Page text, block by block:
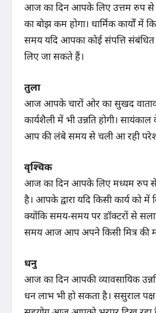
आज का दिन आपके लिए उत्तम रुप
का बोझ कम होगा। धार्मिक कार्यों
समय यदि आपका कोई संपत्ति
लिए जा सकते हैं।
तुला
आज आपके चारों ओर का सुखद
कार्यशैली में भी उन्नति होगी।
आप की लंबे समय से चली आ रही
वृश्चिक
आज का दिन आपके लिए मध्यम रुप से
है। आपके द्वारा यदि किसी कार्य
क्योंकि समय-समय पर डॉक्टरों से
समय आज आप अपने किसी मित्र की
धनु
आज का दिन आपकी व्यावसायिक
धन लाभ भी हो सकता है। ससुराल